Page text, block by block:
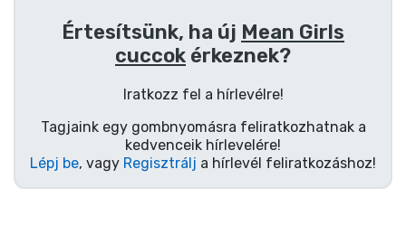
Értesítsünk, ha új Mean Girls
cuccok érkeznek?
Iratkozz fel a hírlevélre!
Tagjaink egy gombnyomásra feliratkozhatnak a
kedvenceik hírlevelére!
Lépj be, vagy Regisztrálj a hírlevél feliratkozáshoz!
Filmes cuccok
Animés cuccok